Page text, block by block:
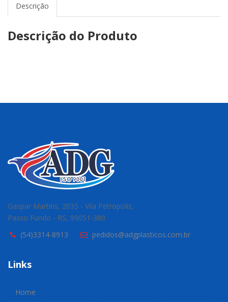
Descrição
Descrição do Produto
Gaspar Martins, 2035 - Vila Petropolis,
Passo Fundo - RS, 99051-380
(54)3314-8913
pedidos@adgplasticos.com.br
Links
Home